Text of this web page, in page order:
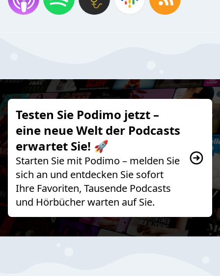
Testen Sie Podimo jetzt –
eine neue Welt der Podcasts
erwartet Sie! 🚀
Starten Sie mit Podimo – melden Sie
sich an und entdecken Sie sofort
Ihre Favoriten, Tausende Podcasts
und Hörbücher warten auf Sie.